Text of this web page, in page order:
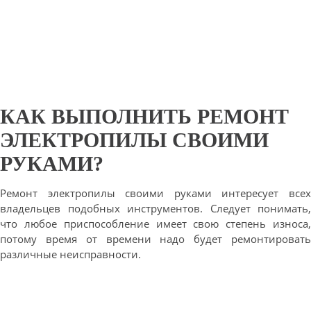
КАК ВЫПОЛНИТЬ РЕМОНТ
ЭЛЕКТРОПИЛЫ СВОИМИ
РУКАМИ?
Ремонт электропилы своими руками интересует всех
владельцев подобных инструментов. Следует понимать,
что любое приспособление имеет свою степень износа,
потому время от времени надо будет ремонтировать
различные неисправности.